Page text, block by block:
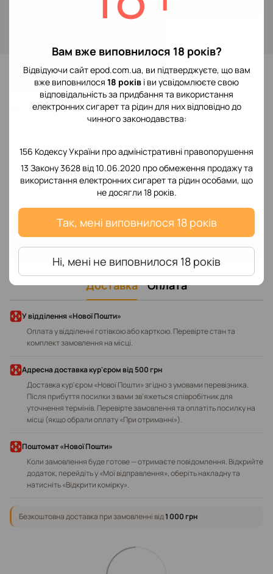
Вам вже виповнилося 18 років?
Відвідуючи сайт epod.com.ua, ви підтверджуєте, що вам
вже виповнилося 18 років і ви усвідомлюєте свою
відповідальність за придбання та використання
електронних сигарет та рідин для них відповідно до
чинного законодавства:
156 Кодексу України про адміністративні правопорушення
13 Закону 3628 від 10.06.2020 про обмеження продажу та
використання електронних сигарет та рідин особами, що
не досягли 18 років.
Так, мені виповнилося 18 років
Ні, мені не виповнилося 18 років
До обраного
Відгуки
Додайте перший відгук
Написати відгук
Доставка Оплата
У відділення «Нової Пошти»
Оплата у відділенні готівкою або карткою. Перевірте стан та
комплект замовлення на місці.
Адресна доставка кур'єром від 500 грн
Доставка кур'єром «Нової Пошти» згідно з умовами перевізника.
Після прибуття посилки з вами зв'яжеться співробітник для
уточнення термінів. Перевірте замовлення та оплатіть посилку на
місці (якщо обрали оплату «При отриманні»).
Поштомат «Нової Пошти»
Коли замовлення буде готове — отримаєте повідомлення. Відкрийте
додаток, перейдіть у «Мої відправлення», оберіть накладну та
натисніть «Відкрити комірку».
Безкоштовна доставка при замовленні від1 000 грн